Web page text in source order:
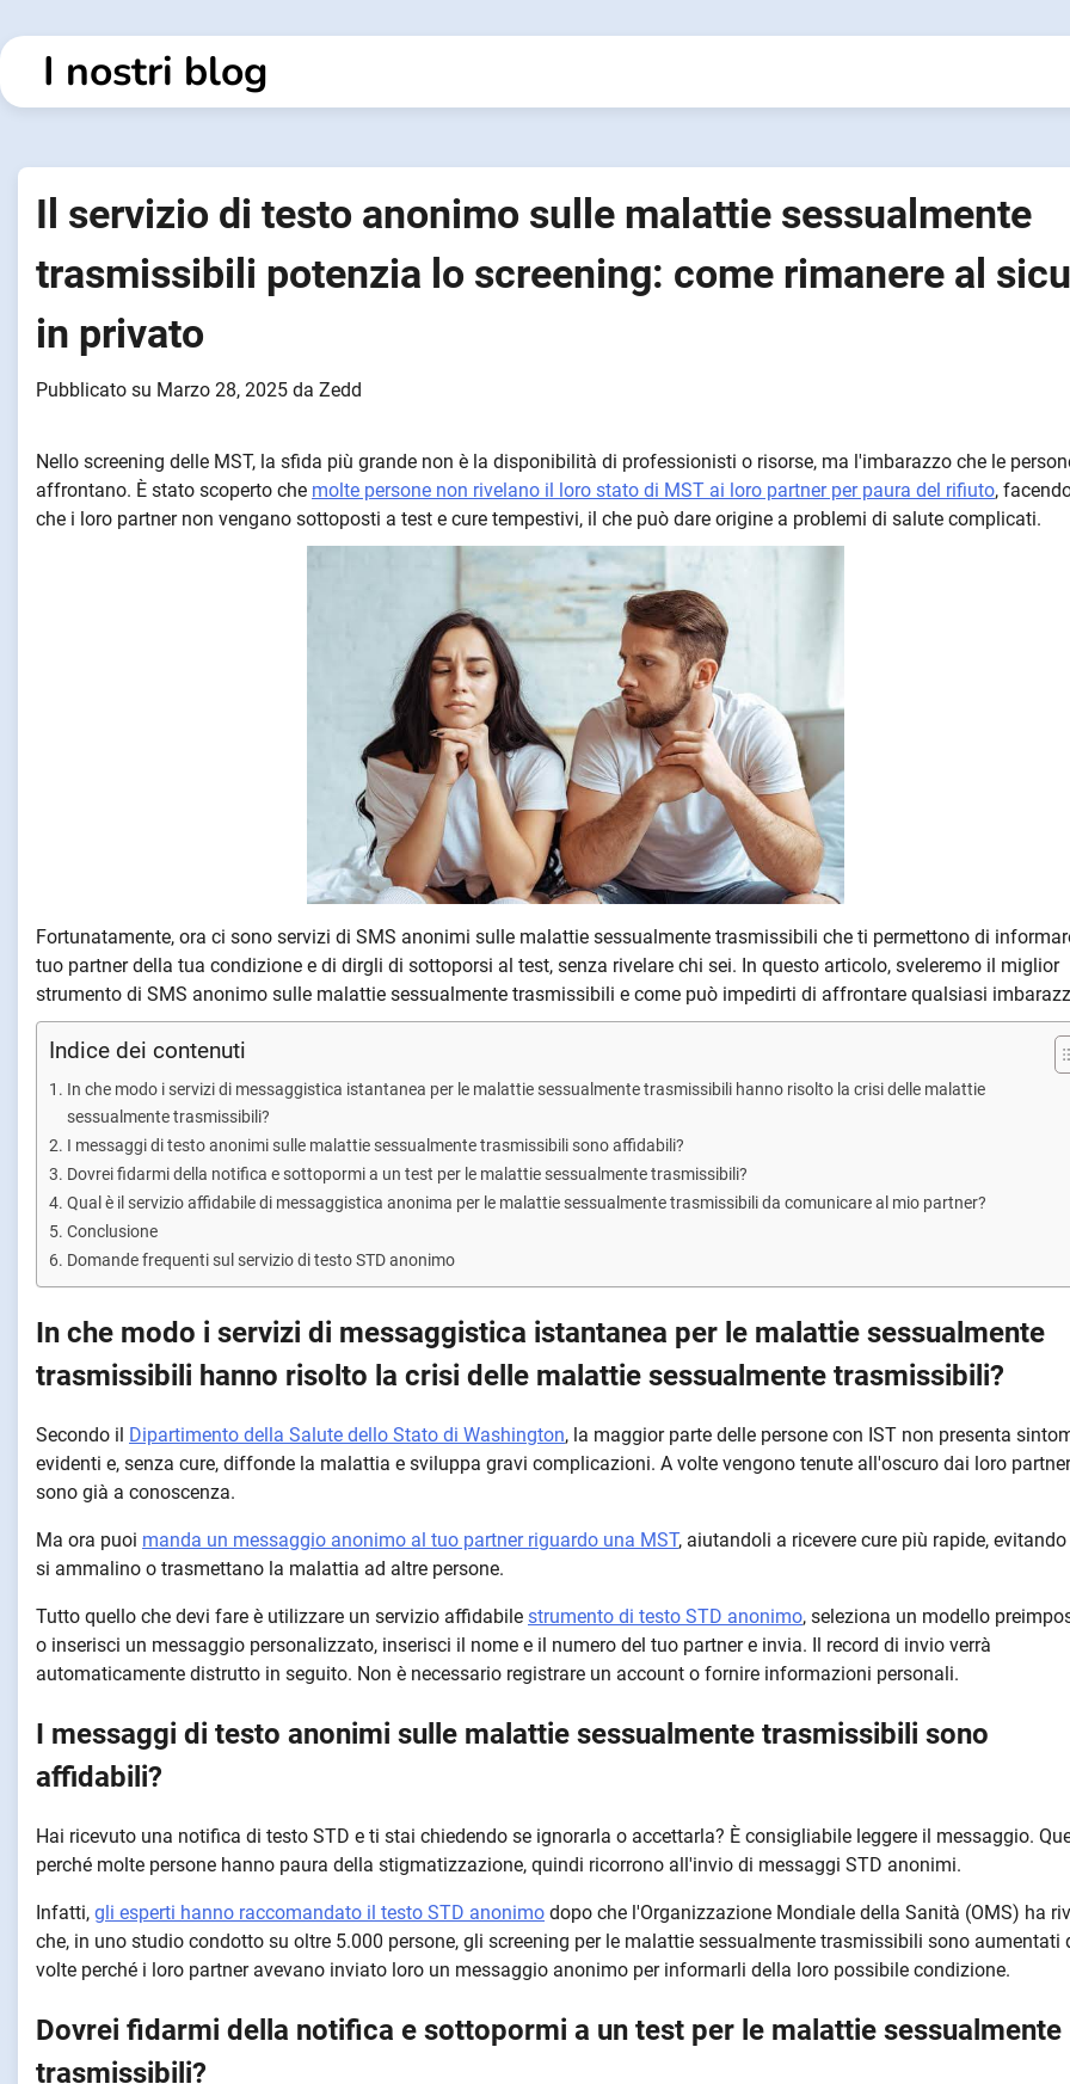
al
contenutoI nostri blog
Il servizio di testo anonimo sulle malattie sessualmente
trasmissibili potenzia lo screening: come rimanere al
in privato
Pubblicato su Marzo 28, 2025 da Zedd
Nello screening delle MST, la sfida più grande non è la disponibilità di professionisti o risorse, ma l'imbarazzo che le
affrontano. È stato scoperto che molte persone non rivelano il loro stato di MST ai loro partner per paura del rifiuto,
che i loro partner non vengano sottoposti a test e cure tempestivi, il che può dare origine a problemi di salute complicati.
Fortunatamente, ora ci sono servizi di SMS anonimi sulle malattie sessualmente trasmissibili che ti permettono di
tuo partner della tua condizione e di dirgli di sottoporsi al test, senza rivelare chi sei. In questo articolo, sveleremo il miglior
strumento di SMS anonimo sulle malattie sessualmente trasmissibili e come può impedirti di affrontare qualsiasi
Indice dei contenuti
In che modo i servizi di messaggistica istantanea per le malattie sessualmente trasmissibili hanno risolto la crisi delle malattie
sessualmente trasmissibili?
I messaggi di testo anonimi sulle malattie sessualmente trasmissibili sono affidabili?
Dovrei fidarmi della notifica e sottopormi a un test per le malattie sessualmente trasmissibili?
Qual è il servizio affidabile di messaggistica anonima per le malattie sessualmente trasmissibili da comunicare al mio partner?
Conclusione
Domande frequenti sul servizio di testo STD anonimo
In che modo i servizi di messaggistica istantanea per le malattie sessualmente
trasmissibili hanno risolto la crisi delle malattie sessualmente trasmissibili?
Secondo il Dipartimento della Salute dello Stato di Washington, la maggior parte delle persone con IST non presenta
evidenti e, senza cure, diffonde la malattia e sviluppa gravi complicazioni. A volte vengono tenute all'oscuro dai loro
sono già a conoscenza.
Ma ora puoi manda un messaggio anonimo al tuo partner riguardo una MST, aiutandoli a ricevere cure più rapide, evitando
si ammalino o trasmettano la malattia ad altre persone.
Tutto quello che devi fare è utilizzare un servizio affidabile strumento di testo STD anonimo, seleziona un modello
o inserisci un messaggio personalizzato, inserisci il nome e il numero del tuo partner e invia. Il record di invio verrà
automaticamente distrutto in seguito. Non è necessario registrare un account o fornire informazioni personali.
I messaggi di testo anonimi sulle malattie sessualmente trasmissibili sono
affidabili?
Hai ricevuto una notifica di testo STD e ti stai chiedendo se ignorarla o accettarla? È consigliabile leggere il messaggio.
perché molte persone hanno paura della stigmatizzazione, quindi ricorrono all'invio di messaggi STD anonimi.
Infatti, gli esperti hanno raccomandato il testo STD anonimo dopo che l'Organizzazione Mondiale della Sanità (OMS) ha
che, in uno studio condotto su oltre 5.000 persone, gli screening per le malattie sessualmente trasmissibili sono aumentati
volte perché i loro partner avevano inviato loro un messaggio anonimo per informarli della loro possibile condizione.
Dovrei fidarmi della notifica e sottopormi a un test per le malattie sessualmente
trasmissibili?